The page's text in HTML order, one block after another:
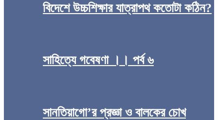
বিদেশে উচ্চশিক্ষার যাত্রাপথ কতোটা কঠিন?
সাহিত্যে গবেষণা ।। পর্ব ৬
সানতিয়াগো’র প্রজ্ঞা ও বালকের চোখ